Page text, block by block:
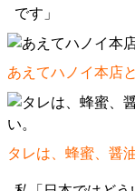
です」
あえてハノイ本店
タレは、蜂蜜、醤